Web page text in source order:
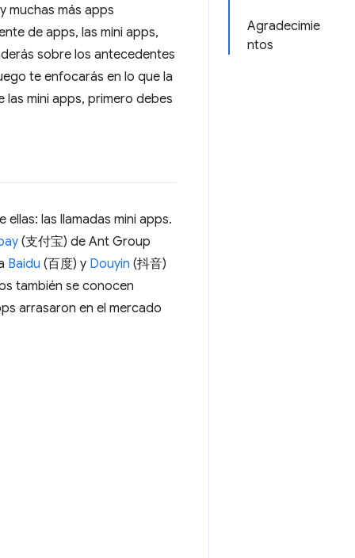
Agradecimie
ntos
muchas más apps
de apps, las mini apps,
sobre los antecedentes
te enfocarás en lo que la
mini apps, primero debes
las llamadas mini apps.
(支付宝) de Ant Group
Baidu (百度) y Douyin (抖音)
también se conocen
arrasaron en el mercado